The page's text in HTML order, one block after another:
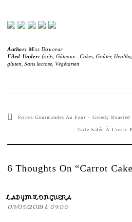
Author: Miss Douceur
Filed Under: fruits, Gâteaux - Cakes, Goûter, Healthy,
gluten Sans lactose Végétarien
Poires Gourmandes Au Four – Greedy Roasted
Tarte Salée À L’ortie
6 Thoughts On “Carrot
LADYMILONGUERA
03/05/2018 à 09:00